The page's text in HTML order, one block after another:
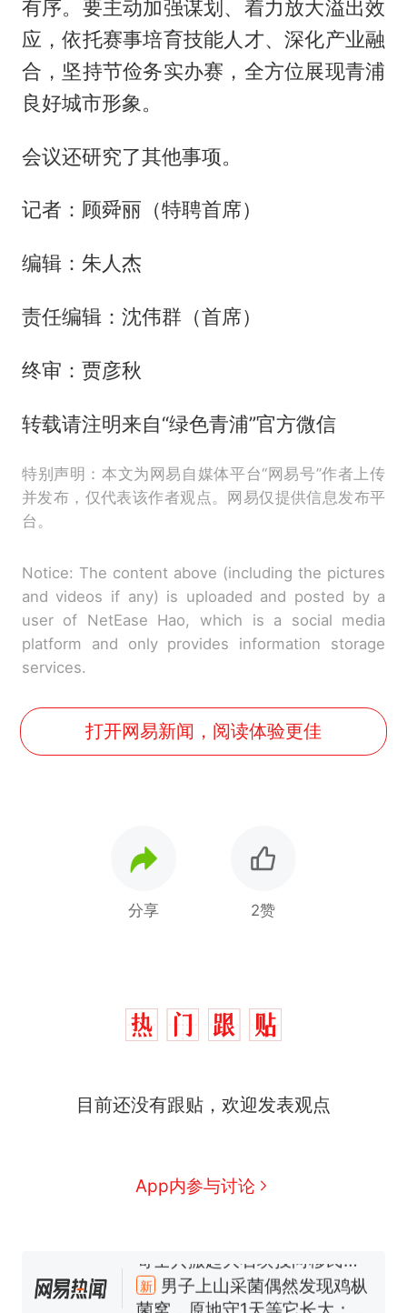
有序。要主动加强谋划、着力放大溢出效
应，依托赛事培育技能人才、深化产业融
合，坚持节俭务实办赛，全方位展现青浦
良好城市形象。
会议还研究了其他事项。
记者：顾舜丽（特聘首席）
编辑：朱人杰
责任编辑：沈伟群（首席）
终审：贾彦秋
转载请注明来自“绿色青浦”官方微信
特别声明：本文为网易自媒体平台“网易号”作者上传
并发布，仅代表该作者观点。网易仅提供信息发布平
台。
Notice: The content above (including the pictures
and videos if any) is uploaded and posted by a
user of NetEase Hao, which is a social media
platform and only provides information storage
services.
打开网易新闻，阅读体验更佳
分享 2赞
目前还没有跟贴，欢迎发表观点
App内参与讨论
争议，此前一天内数万人从摩
洛哥涌入西班牙
新
男子上山采菌偶然发现鸡枞
菌窝，原地守1天等它长大：挖